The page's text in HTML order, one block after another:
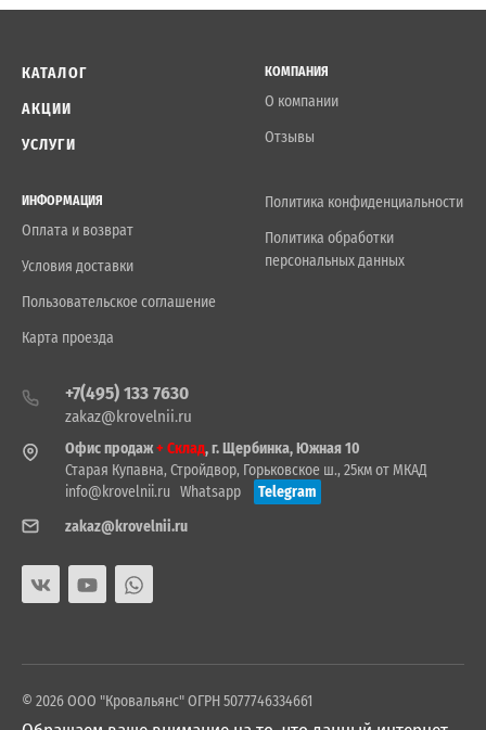
КАТАЛОГ
АКЦИИ
УСЛУГИ
КОМПАНИЯ
О компании
Отзывы
ИНФОРМАЦИЯ
Оплата и возврат
Условия доставки
Пользовательское соглашение
Карта проезда
Политика конфиденциальности
Политика обработки
персональных данных
+7(495) 133 7630
zakaz@krovelnii.ru
Офис продаж+ Склад, г. Щербинка, Южная 10
Старая Купавна, Стройдвор, Горьковское ш., 25км от МКАД
info@krovelnii.ru Whatsapp
Telegram
zakaz@krovelnii.ru
© 2026 ООО "Кровальянс" ОГРН 5077746334661